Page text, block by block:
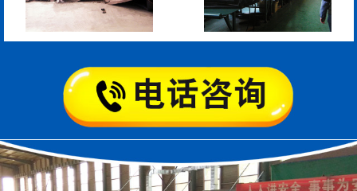
矩形板式橡胶支座 圆形板式橡胶支座
圆形四氟板橡胶支座
矩形四氟板滑动橡胶支
座